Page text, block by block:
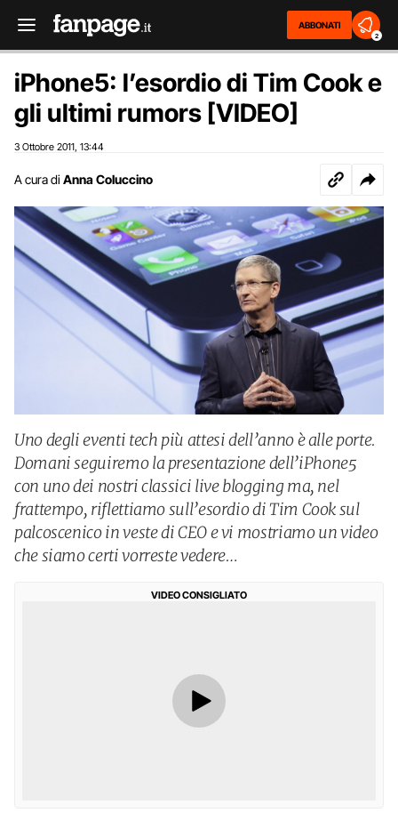
ABBONATI
2
iPhone5: l’esordio di Tim Cook e
gli ultimi rumors [VIDEO]
3 Ottobre 2011 13:44
A cura di Anna Coluccino
Uno degli eventi tech più attesi dell’anno è alle porte.
Domani seguiremo la presentazione dell’iPhone5
con uno dei nostri classici live blogging ma, nel
frattempo, riflettiamo sull’esordio di Tim Cook sul
palcoscenico in veste di CEO e vi mostriamo un video
che siamo certi vorreste vedere…
VIDEO CONSIGLIATO